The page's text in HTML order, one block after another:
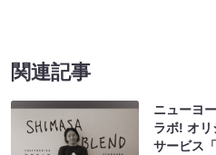
関連記事
ニューヨ
ラボ! オリ
サービス